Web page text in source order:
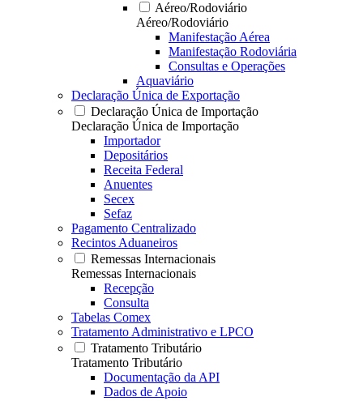
Aéreo/Rodoviário
Aéreo/Rodoviário
Manifestação Aérea
Manifestação Rodoviária
Consultas e Operações
Aquaviário
Declaração Única de Exportação
Declaração Única de Importação
Declaração Única de Importação
Importador
Depositários
Receita Federal
Anuentes
Secex
Sefaz
Pagamento Centralizado
Recintos Aduaneiros
Remessas Internacionais
Remessas Internacionais
Recepção
Consulta
Tabelas Comex
Tratamento Administrativo e LPCO
Tratamento Tributário
Tratamento Tributário
Documentação da API
Dados de Apoio